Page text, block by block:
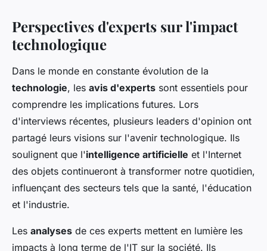
Perspectives d'experts sur l'impact
technologique
Dans le monde en constante évolution de la
technologie, les avis d'experts sont essentiels pour
comprendre les implications futures. Lors
d'interviews récentes, plusieurs leaders d'opinion ont
partagé leurs visions sur l'avenir technologique. Ils
soulignent que l'intelligence artificielle et l'Internet
des objets continueront à transformer notre quotidien,
influençant des secteurs tels que la santé, l'éducation
et l'industrie.
Les analyses de ces experts mettent en lumière les
impacts à long terme de l'IT sur la société. Ils